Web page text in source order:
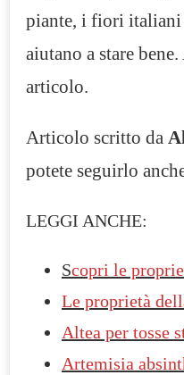
piante, i fiori
aiutano a stare
articolo.
Articolo scritto da
potete seguirlo
LEGGI ANCHE:
Scopri le
Le proprietà
Altea per tosse
Artemisia